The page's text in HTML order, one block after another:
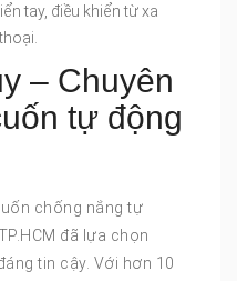
tay, điều khiển từ xa
– Chuyên
tự động
chống nắng tự
đã lựa chọn
tin cậy. Với hơn 10